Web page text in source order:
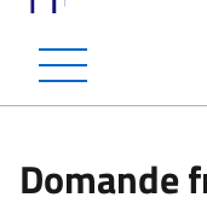
Domande